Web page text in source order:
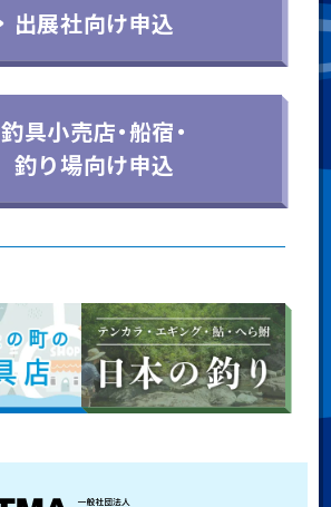
出展社向け申込
釣具小売店・船宿・
釣り場向け申込